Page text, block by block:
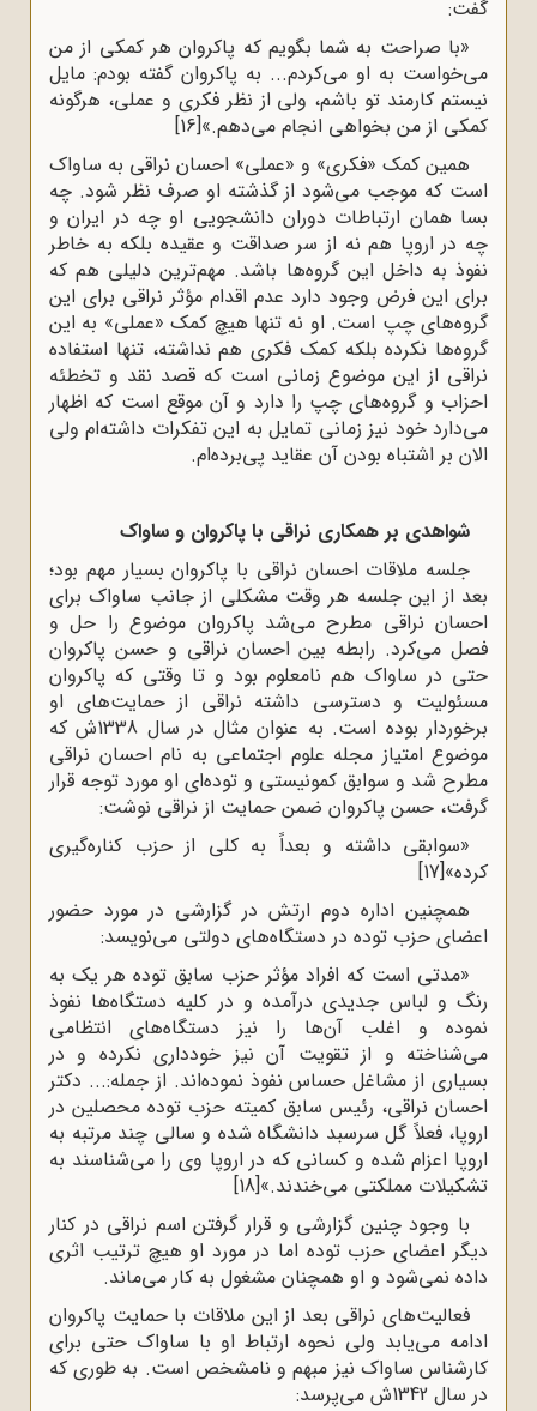
گفت:
«با صراحت به شما بگویم که پاکروان هر کمکی از من
می‌خواست به او می‌کردم... به پاکروان گفته بودم: مایل
نیستم کارمند تو باشم، ولی از نظر فکری و عملی، هرگونه
کمکی از من بخواهی انجام می‌دهم.»[16]
همین کمک «فکری» و «عملی» احسان نراقی به ساواک
است که موجب می‌شود از گذشته او صرف نظر شود. چه
بسا همان ارتباطات دوران دانشجویی او چه در ایران و
چه در اروپا هم نه از سر صداقت و عقیده بلکه به خاطر
نفوذ به داخل این گروه‌ها باشد. مهم‌ترین دلیلی هم که
برای این فرض وجود دارد عدم اقدام مؤثر نراقی برای این
گروه‌های چپ است. او نه تنها هیچ کمک «عملی» به این
گروه‌ها نکرده بلکه کمک فکری هم نداشته، تنها استفاده
نراقی از این موضوع زمانی است که قصد نقد و تخطئه
احزاب و گروه‌های چپ را دارد و آن موقع است که اظهار
می‌دارد خود نیز زمانی تمایل به این تفکرات داشته‌ام ولی
الان بر اشتباه بودن آن عقاید پی‌برده‌ام.
شواهدی بر همکاری نراقی با پاکروان و ساواک
جلسه‌ ملاقات احسان نراقی با پاکروان بسیار مهم بود؛
بعد از این جلسه هر وقت مشکلی از جانب ساواک برای
احسان نراقی مطرح می‌شد پاکروان موضوع را حل و
فصل می‌کرد. رابطه بین احسان نراقی و حسن پاکروان
حتی در ساواک هم نامعلوم بود و تا وقتی که پاکروان
مسئولیت و دسترسی داشته نراقی از حمایت‌های او
برخوردار بوده است. به عنوان مثال در سال 1338ش که
موضوع امتیاز مجله علوم اجتماعی به نام احسان نراقی
مطرح شد و سوابق کمونیستی و توده‌ای او مورد توجه قرار
گرفت، حسن پاکروان ضمن حمایت از نراقی نوشت:
«سوابقی داشته و بعداً به کلی از حزب کناره‌گیری
کرده»[17]
همچنین اداره دوم ارتش در گزارشی در مورد حضور
اعضای حزب توده در دستگاه‌های دولتی می‌نویسد:
«مدتی است که افراد مؤثر حزب سابق توده هر یک به
رنگ و لباس جدیدی درآمده و در کلیه دستگاه‌ها نفوذ
نموده و اغلب آن‌ها را نیز دستگاه‌های انتظامی
می‌شناخته و از تقویت آن نیز خودداری نکرده و در
بسیاری از مشاغل حساس نفوذ نموده‌اند. از جمله:... دکتر
احسان نراقی، رئیس سابق کمیته حزب توده محصلین در
اروپا، فعلاً گل سرسبد دانشگاه شده و سالی چند مرتبه به
اروپا اعزام شده و کسانی که در اروپا وی را می‌شناسند به
تشکیلات مملکتی می‌خندند.»[18]
با وجود چنین گزارشی و قرار گرفتن اسم نراقی در کنار
دیگر اعضای حزب توده اما در مورد او هیچ ترتیب اثری
داده نمی‌شود و او همچنان مشغول به کار می‌ماند.
فعالیت‌های نراقی بعد از این ملاقات با حمایت پاکروان
ادامه می‌یابد ولی نحوه ارتباط او با ساواک حتی برای
کارشناس ساواک نیز مبهم و نامشخص است. به طوری که
در سال 1342ش می‌پرسد: